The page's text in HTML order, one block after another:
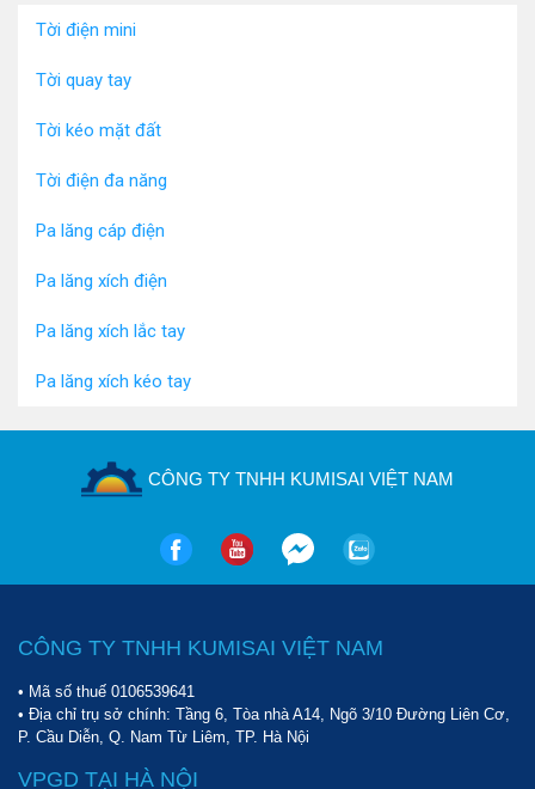
Tời điện mini
Tời quay tay
Tời kéo mặt đất
Tời điện đa năng
Pa lăng cáp điện
Pa lăng xích điện
Pa lăng xích lắc tay
Pa lăng xích kéo tay
CÔNG TY TNHH KUMISAI VIỆT NAM
CÔNG TY TNHH KUMISAI VIỆT NAM
• Mã số thuế 0106539641
• Địa chỉ trụ sở chính: Tầng 6, Tòa nhà A14, Ngõ 3/10 Đường Liên Cơ,
P. Cầu Diễn, Q. Nam Từ Liêm, TP. Hà Nội
VPGD TẠI HÀ NỘI